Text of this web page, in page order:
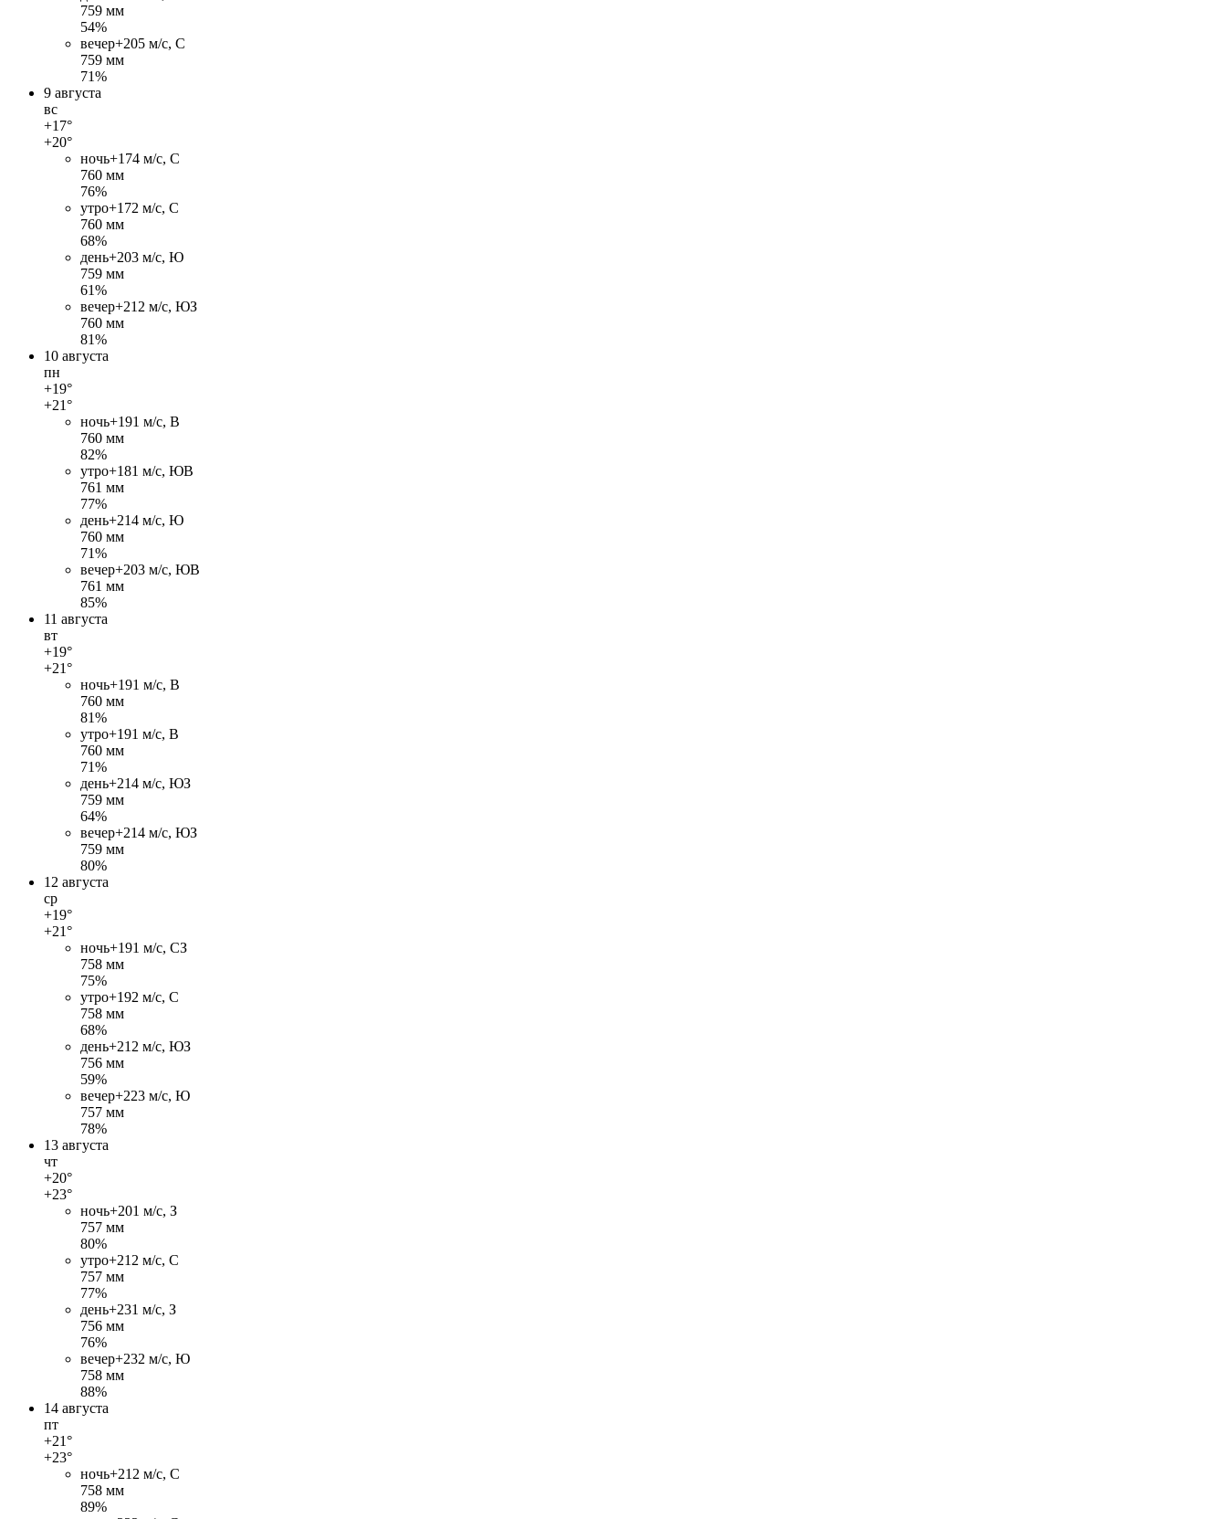
759 мм
54%
вечер+205 м/c, С
759 мм
71%
9 августа
вс
+17°
+20°
ночь+174 м/c, С
760 мм
76%
утро+172 м/c, С
760 мм
68%
день+203 м/c, Ю
759 мм
61%
вечер+21 2 м/c, ЮЗ
760 мм
81%
10 августа
пн
+19°
+21°
ночь+191 м/c, В
760 мм
82%
утро+181 м/c, ЮВ
761 мм
77%
день+214 м/c, Ю
760 мм
71%
вечер+203 м/c, ЮВ
761 мм
85%
11 августа
вт
+19°
+21°
ночь+191 м/c, В
760 мм
81%
утро+191 м/c, В
760 мм
71%
день+214 м/c, ЮЗ
759 мм
64%
вечер+214 м/c, ЮЗ
759 мм
80%
12 августа
ср
+19°
+21°
ночь+191 м/c, СЗ
758 мм
75%
утро+192 м/c, С
758 мм
68%
день+21 2 м/c, ЮЗ
756 мм
59%
вечер+223 м/c, Ю
757 мм
78%
13 августа
чт
+20°
+23°
ночь+201 м/c, З
757 мм
80%
утро+21 2 м/c, С
757 мм
77%
день+231 м/c, З
756 мм
76%
вечер+232 м/c, Ю
758 мм
88%
14 августа
пт
+21°
+23°
ночь+21 2 м/c, С
758 мм
89%